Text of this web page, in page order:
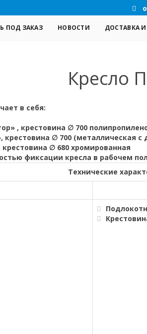
ПОД ЗАКАЗ НОВОСТИ ДОСТАВКА
Кресло
в себя:
, крестовина ∅ 700
∅ 700 (металлическая
∅ 680 хромированная
фиксации кресла в рабочем
Технические